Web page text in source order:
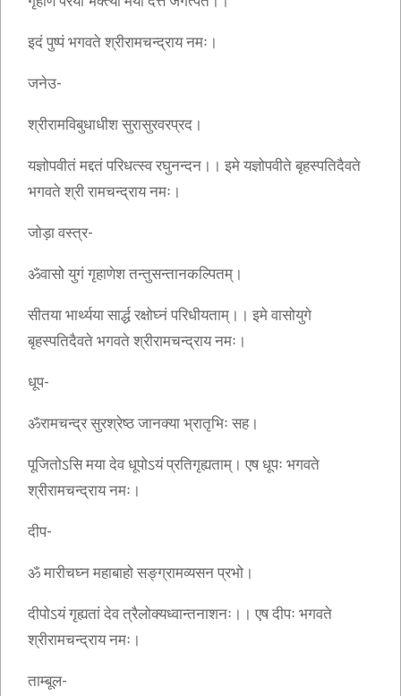
इदं पुष्पं भगवते श्रीरामचन्द्राय नमः।
जनेउ-
श्रीरामविबुधाधीश सुरासुरवरप्रद।
यज्ञोपवीतं मद्दतं परिधत्स्व रघुनन्दन।। इमे यज्ञोपवीते बृहस्पतिदैवते
भगवते श्री रामचन्द्राय नमः।
जोड़ा वस्त्र-
ॐवासो युगं गृहाणेश तन्तुसन्तानकल्पितम्।
सीतया भार्थ्यया सार्द्ध रक्षोघ्नं परिधीयताम्।। इमे वासोयुगे
बृहस्पतिदैवते भगवते श्रीरामचन्द्राय नमः।
धूप-
ॐरामचन्द्र सुरश्रेष्ठ जानक्या भ्रातृभिः सह।
पूजितोऽसि मया देव धूपोऽयं प्रतिगृह्यताम्। एष धूपः भगवते
श्रीरामचन्द्राय नमः।
दीप-
ॐ मारीचघ्न महाबाहो सङ्ग्रामव्यसन प्रभो।
दीपोऽयं गृह्यतां देव त्रैलोक्यध्वान्तनाशनः।। एष दीपः भगवते
श्रीरामचन्द्राय नमः।
ताम्बूल-